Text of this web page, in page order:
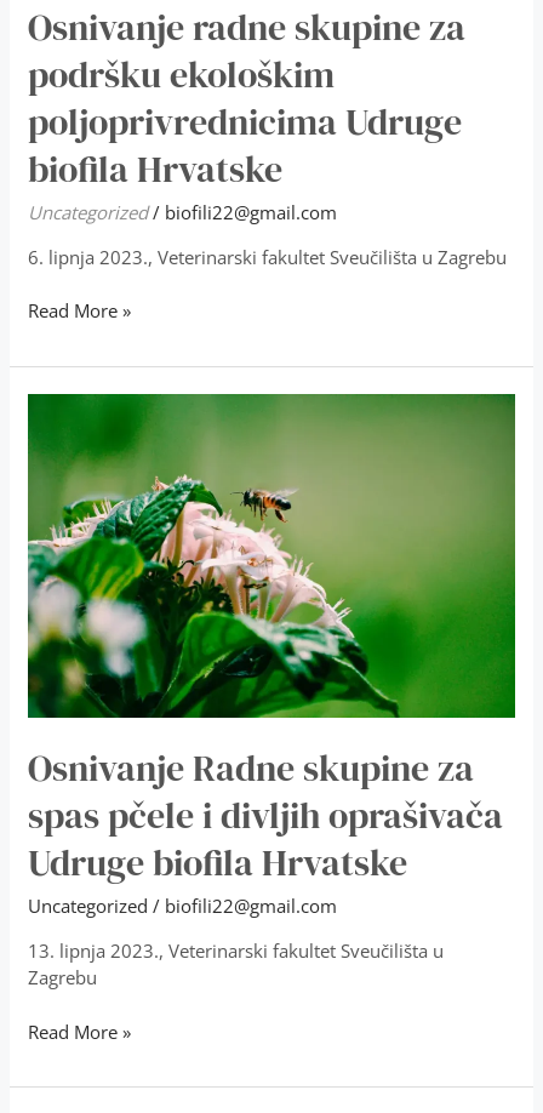
Osnivanje radne skupine za
podršku ekološkim
poljoprivrednicima Udruge
biofila Hrvatske
Uncategorized/ biofili22@gmail.com
6. lipnja 2023., Veterinarski fakultet Sveučilišta u Zagrebu
Read More »
Osnivanje Radne skupine za
spas pčele i divljih oprašivača
Udruge biofila Hrvatske
Uncategorized / biofili22@gmail.com
13. lipnja 2023., Veterinarski fakultet Sveučilišta u
Zagrebu
Radne
skupine
spas
pčele
i
divljih
oprašivača
Udruge
biofila
Hrvatske
Read More »